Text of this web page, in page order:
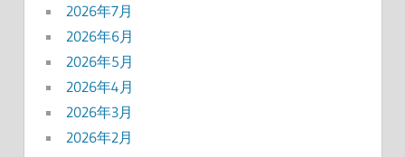
2026年7月
2026年6月
2026年5月
2026年4月
2026年3月
2026年2月